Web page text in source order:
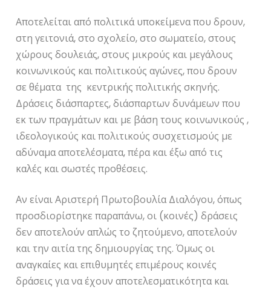
Αποτελείται από πολιτικά υποκείμενα που δρουν,
στη γειτονιά, στο σχολείο, στο σωματείο, στους
χώρους δουλειάς, στους μικρούς και μεγάλους
κοινωνικούς και πολιτικούς αγώνες, που δρουν
σε θέματα της κεντρικής πολιτικής σκηνής.
Δράσεις διάσπαρτες, διάσπαρτων δυνάμεων που
εκ των πραγμάτων και με βάση τους κοινωνικούς ,
ιδεολογικούς και πολιτικούς συσχετισμούς με
αδύναμα αποτελέσματα, πέρα και έξω από τις
καλές και σωστές προθέσεις.
Αν είναι Αριστερή Πρωτοβουλία Διαλόγου, όπως
προσδιορίστηκε παραπάνω, οι (κοινές) δράσεις
δεν αποτελούν απλώς το ζητούμενο, αποτελούν
και την αιτία της δημιουργίας της. Όμως οι
αναγκαίες και επιθυμητές επιμέρους κοινές
δράσεις για να έχουν αποτελεσματικότητα και